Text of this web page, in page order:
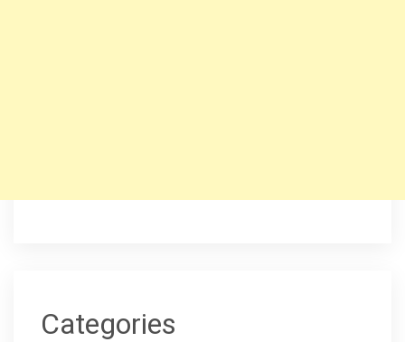
Categories